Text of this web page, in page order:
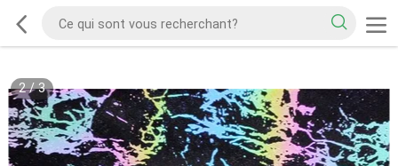
2/3